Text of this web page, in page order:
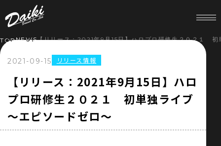
HOME
NEWS
TOPNEWS【リリース：2021年9月15日】ハロプロ研修生２０２１
2021-09-15 リリース情報
【リリース：2021年9月15日】ハロ
プロ研修生２０２１ 初単独ライブ
～エピソードゼロ～